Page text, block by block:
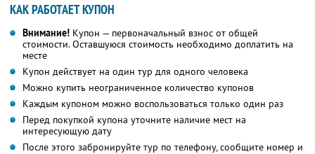
КАК РАБОТАЕТ КУПОН
Внимание! Купон — первоначальный взнос от общей
стоимости. Оставшуюся стоимость необходимо доплатить на
месте
Купон действует на один тур для одного человека
Можно купить неограниченное количество купонов
Каждым купоном можно воспользоваться только один раз
Перед покупкой купона уточните наличие мест на
интересующую дату
После этого забронируйте тур по телефону, сообщите номер и